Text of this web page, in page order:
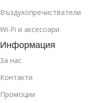
Въздухопречистватели
Wi-Fi и аксесоари
Информация
За нас
Контакти
Промоции